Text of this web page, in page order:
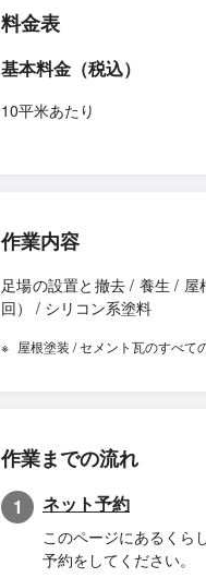
料金表
基本料金（税込）
10平米あたり
作業内容
足場の設置と撤去 / 養生 /
回） / シリコン系塗料
屋根塗装 / セメント瓦のすべて
作業までの流れ
1 ネット予約
このページにあるくら
予約をしてください。